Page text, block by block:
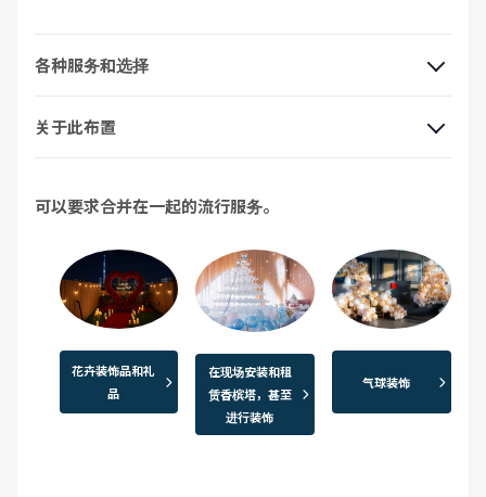
各种服务和选择
关于此布置
可以要求合并在一起的流行服务。
花卉装饰品和礼
品
在现场安装和租
赁香槟塔，甚至
进行装饰
气球装饰